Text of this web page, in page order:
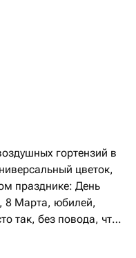
гортензий в
празднике: День
8 Марта, юбилей,
так, без повода, что
человека.